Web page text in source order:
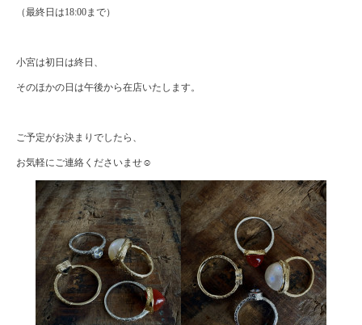
（最終日は18:00まで）
小宮は初日は終日、
そのほかの日は午後から在店いたします。
ご予定がお決まりでしたら、
お気軽にご連絡くださいませ☺️